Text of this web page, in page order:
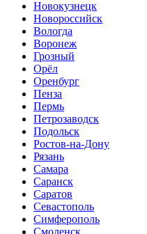
Новокузнецк
Новороссийск
Вологда
Воронеж
Грозный
Орёл
Оренбург
Пенза
Пермь
Петрозаводск
Подольск
Ростов-на-Дону
Рязань
Самара
Саранск
Саратов
Севастополь
Симферополь
Смоленск